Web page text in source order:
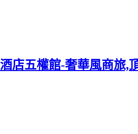
店五權館-奢華風商旅,